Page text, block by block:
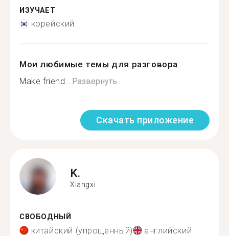
ИЗУЧАЕТ
корейский
Мои любимые темы для разговора
Make friend...Развернуть
Скачать приложение
K.
Xiangxi
СВОБОДНЫЙ
китайский (упрощенный) английский